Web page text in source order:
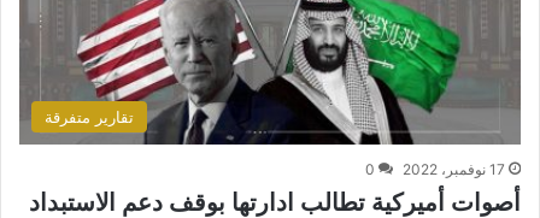
تقارير متفرقة
17 نوفمبر، 2022 0
أصوات أميركية تطالب ادارتها بوقف دعم الاستبداد